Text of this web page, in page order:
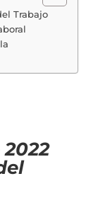
Trabajo